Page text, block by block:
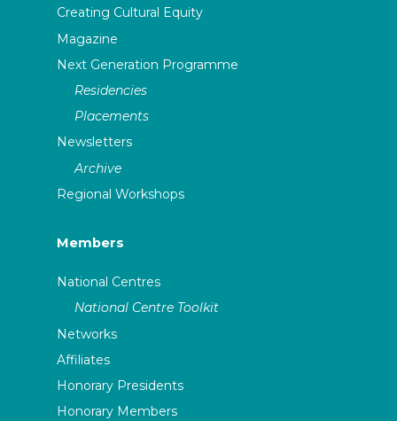
Creating Cultural Equity
Magazine
Next Generation Programme
Residencies
Placements
Newsletters
Archive
Regional Workshops
Members
National Centres
National Centre Toolkit
Networks
Affiliates
Honorary Presidents
Honorary Members